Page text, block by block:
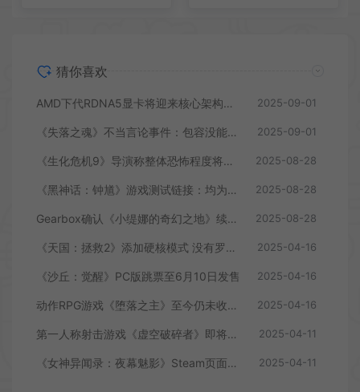
猜你喜欢
AMD下代RDNA5显卡将迎来核心架构大幅升级 2025-09-01
《失落之魂》不当言论事件：包容没能消解过激言论 2025-09-01
《生化危机9》导演称整体恐怖程度将进一步提升 2025-08-28
《黑神话：钟馗》游戏测试链接：均为骗子 2025-08-28
Gearbox确认《小缇娜的奇幻之地》续作正在开发中 2025-08-28
《天国：拯救2》添加硬核模式 没有罗盘和快速旅行 2025-04-16
《沙丘：觉醒》PC版跳票至6月10日发售 2025-04-16
动作RPG游戏《堕落之主》至今仍未收回成本 2025-04-16
第一人称射击游戏《虚空破碎者》即将多平台上线 2025-04-11
《女神异闻录：夜幕魅影》Steam页面上线 2025-04-11